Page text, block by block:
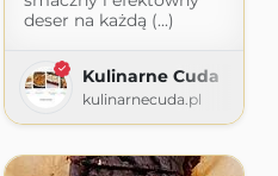
deser na każdą (...)
Kulinarne Cuda
kulinarnecuda.pl